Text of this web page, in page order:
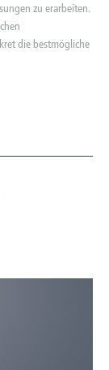
zu erarbeiten.
die bestmögliche